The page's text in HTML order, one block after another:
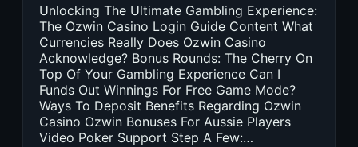
Unlocking The Ultimate Gambling Experience:
The Ozwin Casino Login Guide Content What
Currencies Really Does Ozwin Casino
Acknowledge? Bonus Rounds: The Cherry On
Top Of Your Gambling Experience Can I
Funds Out Winnings For Free Game Mode?
Ways To Deposit Benefits Regarding Ozwin
Casino Ozwin Bonuses For Aussie Players
Video Poker Support Step A Few:…